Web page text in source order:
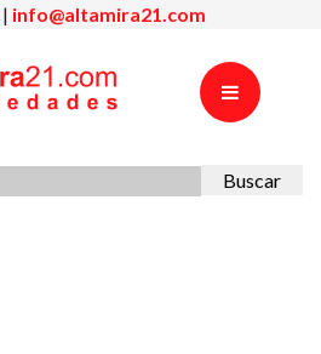
| info@altamira21.com
Buscar